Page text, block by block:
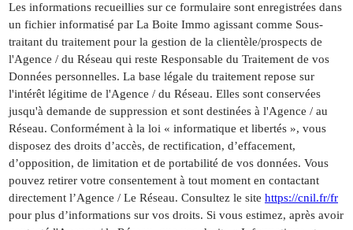
Les informations recueillies sur ce formulaire sont enregistrées dans
un fichier informatisé par La Boite Immo agissant comme Sous-
traitant du traitement pour la gestion de la clientèle/prospects de
l'Agence / du Réseau qui reste Responsable du Traitement de vos
Données personnelles. La base légale du traitement repose sur
l'intérêt légitime de l'Agence / du Réseau. Elles sont conservées
jusqu'à demande de suppression et sont destinées à l'Agence / au
Réseau. Conformément à la loi « informatique et libertés », vous
disposez des droits d’accès, de rectification, d’effacement,
d’opposition, de limitation et de portabilité de vos données. Vous
pouvez retirer votre consentement à tout moment en contactant
directement l’Agence / Le Réseau. Consultez le site https://cnil.fr/fr
pour plus d’informations sur vos droits. Si vous estimez, après avoir